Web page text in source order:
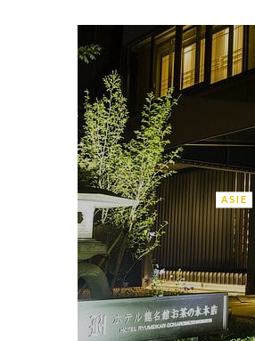
ASIE